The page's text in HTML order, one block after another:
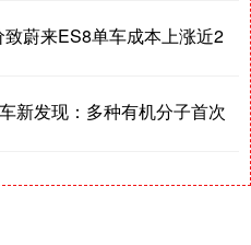
蔚来ES8单车成本上涨近2
新发现：多种有机分子首次